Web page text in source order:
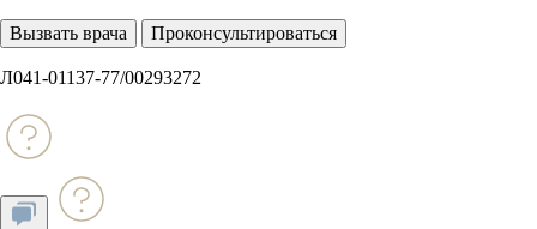
Вызвать врача Проконсультироваться
Л041-01137-77/00293272